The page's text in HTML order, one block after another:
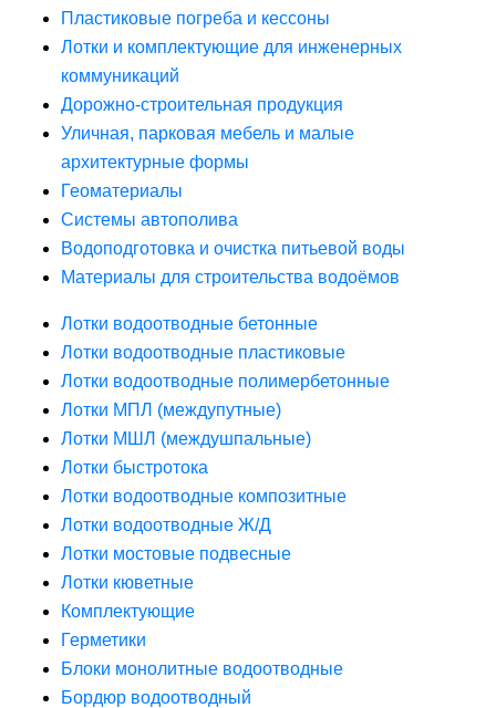
Пластиковые погреба и кессоны
Лотки и комплектующие для инженерных
коммуникаций
Дорожно-строительная продукция
Уличная, парковая мебель и малые
архитектурные формы
Геоматериалы
Системы автополива
Водоподготовка и очистка питьевой воды
Материалы для строительства водоёмов
Лотки водоотводные бетонные
Лотки водоотводные пластиковые
Лотки водоотводные полимербетонные
Лотки МПЛ (междупутные)
Лотки МШЛ (междушпальные)
Лотки быстротока
Лотки водоотводные композитные
Лотки водоотводные Ж/Д
Лотки мостовые подвесные
Лотки кюветные
Комплектующие
Герметики
Блоки монолитные водоотводные
Бордюр водоотводный